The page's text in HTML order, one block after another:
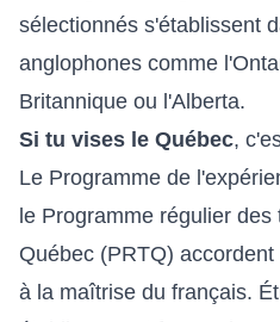
sélectionnés s'établissent
anglophones comme
Britannique ou l'Alberta.
Si tu vises le Québec,
Le Programme de
le Programme régulier
Québec (PRTQ)
à la maîtrise du français.